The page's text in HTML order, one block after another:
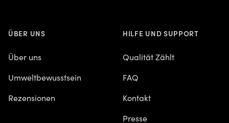
ÜBER UNS
Über uns
Umweltbewusstsein
Rezensionen
HILFE UND SUPPORT
Qualität Zählt
FAQ
Kontakt
Presse